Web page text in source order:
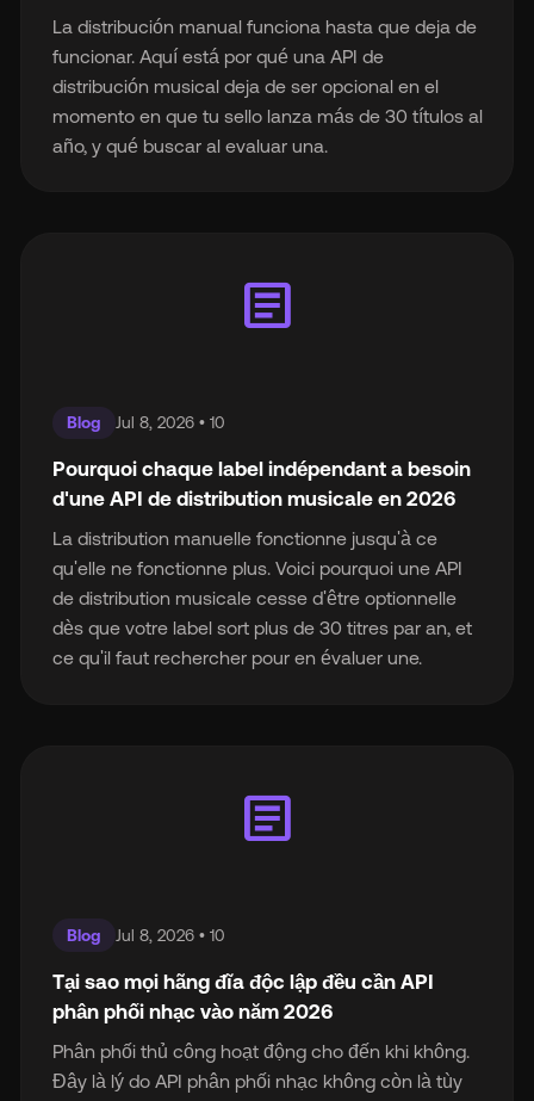
La distribución manual funciona hasta que deja de
funcionar. Aquí está por qué una API de
distribución musical deja de ser opcional en el
momento en que tu sello lanza más de 30 títulos al
año, y qué buscar al evaluar una.
article
Blog Jul 8, 2026 • 10
Pourquoi chaque label indépendant a besoin
d'une API de distribution musicale en 2026
La distribution manuelle fonctionne jusqu'à ce
qu'elle ne fonctionne plus. Voici pourquoi une API
de distribution musicale cesse d'être optionnelle
dès que votre label sort plus de 30 titres par an, et
ce qu'il faut rechercher pour en évaluer une.
article
Blog Jul 8, 2026 • 10
Tại sao mọi hãng đĩa độc lập đều cần API
phân phối nhạc vào năm 2026
Phân phối thủ công hoạt động cho đến khi không.
Đây là lý do API phân phối nhạc không còn là tùy